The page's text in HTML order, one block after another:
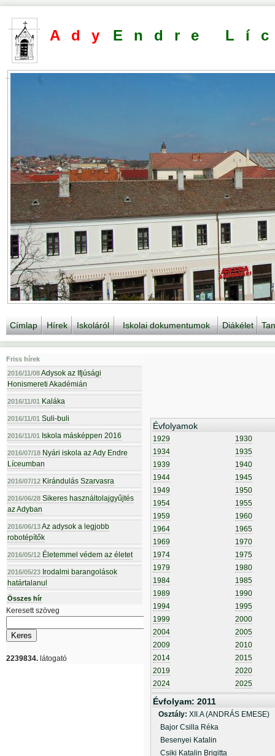
Ady Endre
Címlap Hírek Iskoláról Iskolai dokumentumok Diákélet
Friss hírek
2016/11/08Adysok az Ifjúsági
Honismereti Akadémián
2016/11/01 Kaláka
2016/11/01 Suli-buli
2016/11/01 Iskola másképpen 2016
2016/07/18 Nyári iskola az Ady Endre
Líceumban
2016/07/12 Kirándulás Szarvasra
2016/06/28 Sikeres használtolajgyűjtés
az Adyban
2016/06/13Az adysok a legjobb
robotépítők
2016/05/12 Életemmel védem az életet
2016/05/23 Irodalmi barangolások
határtalanul
Összes hír
Keresett szöveg
2239834. látogató
Évfolyamok
1929
1930
1934
1935
1939
1940
1944
1945
1949
1950
1954
1955
1959
1960
1964
1965
1969
1970
1974
1975
1979
1980
1984
1985
1989
1990
1994
1995
1999
2000
2004
2005
2009
2010
2014
2015
2019
2020
2024
2025
Évfolyam: 2011
Osztály: XII.A (ANDRÁS EMESE)
Bajor Csilla Réka
Besenyei Katalin
Csiki Katalin Brigitta